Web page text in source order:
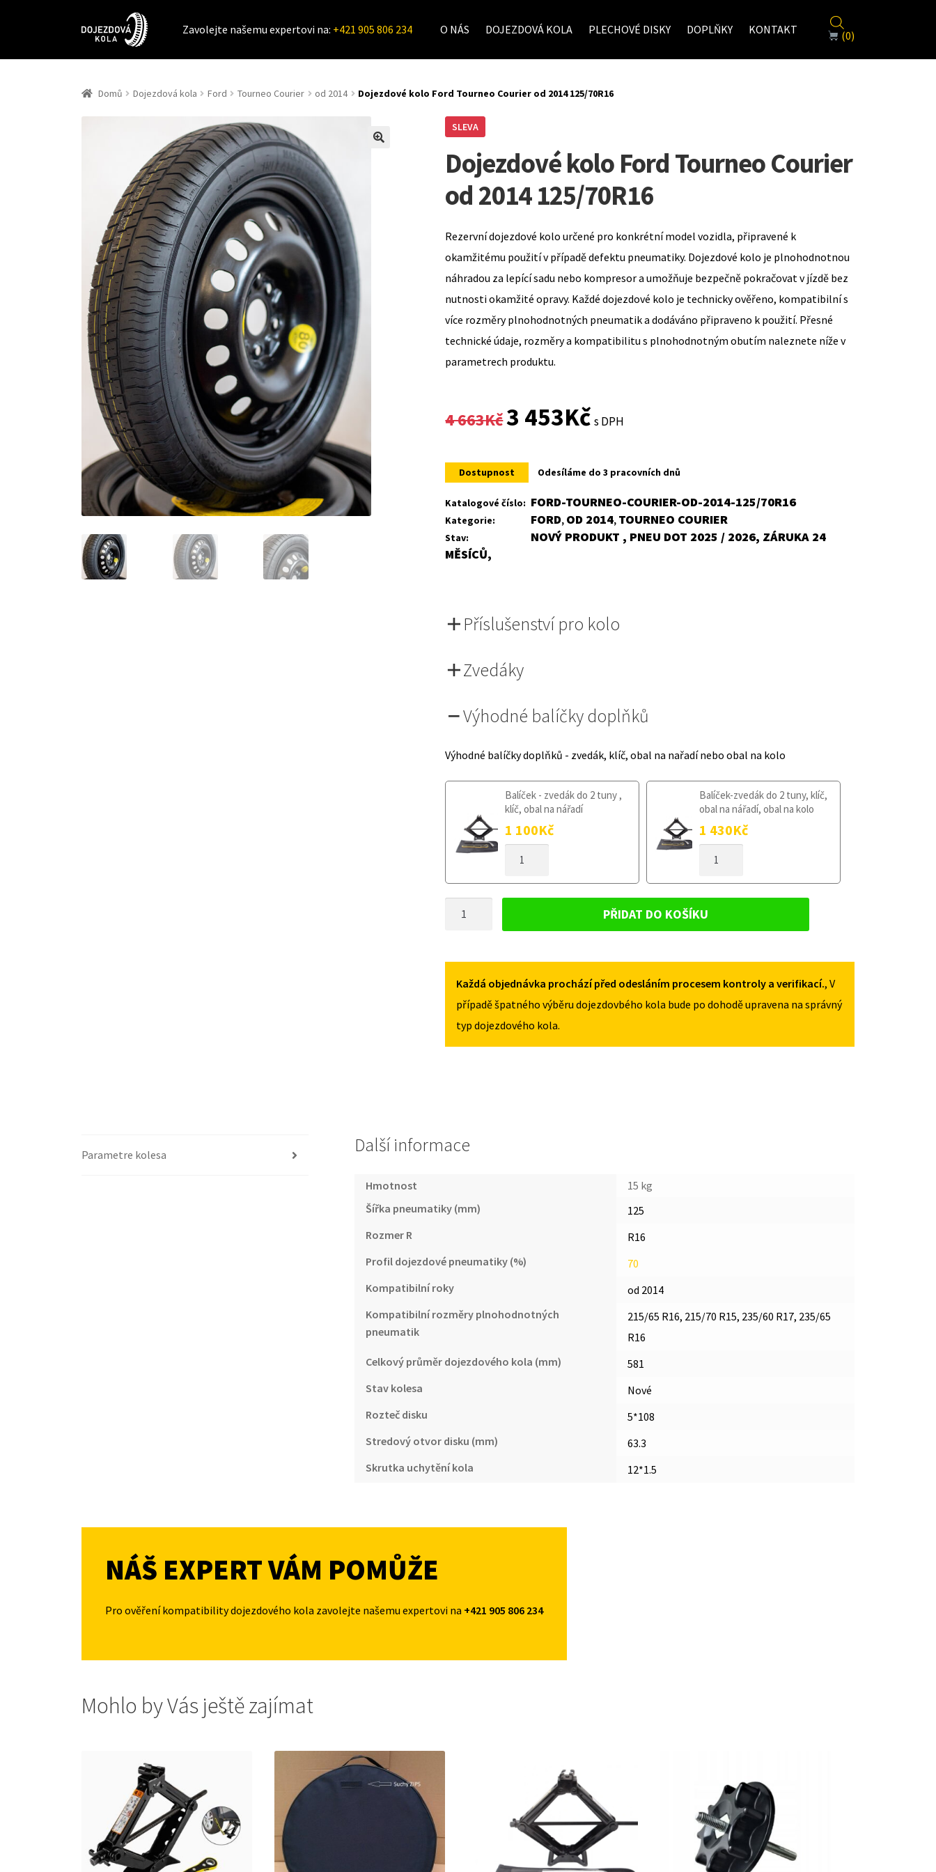
Zavolejte našemu expertovi na: +421 905 806 234 O NÁS DOJEZDOVÁ KOLA PLECHOVÉ DISKY DOPLŇKY KONTAKT (0)
Domů Dojezdová kola Ford Tourneo Courier od 2014 Dojezdové kolo Ford Tourneo Courier od 2014 125/70R16
SLEVA
Dojezdové kolo Ford Tourneo Courier
od 2014 125/70R16
Rezervní dojezdové kolo určené pro konkrétní model vozidla, připravené k
okamžitému použití v případě defektu pneumatiky. Dojezdové kolo je plnohodnotnou
náhradou za lepící sadu nebo kompresor a umožňuje bezpečně pokračovat v jízdě bez
nutnosti okamžité opravy. Každé dojezdové kolo je technicky ověřeno, kompatibilní s
více rozměry plnohodnotných pneumatik a dodáváno připraveno k použití. Přesné
technické údaje, rozměry a kompatibilitu s plnohodnotným obutím naleznete níže v
parametrech produktu.
4 663Kč
Original
was:
4
663Kč.
3 453KčCurrent
is:
3
453Kč.
s DPH
Dostupnost Odesíláme do 3 pracovních dnů
Katalogové číslo: FORD-TOURNEO-COURIER-OD-2014-125/70R16
Kategorie: FORD, OD 2014, TOURNEO COURIER
Stav:
NOVÝ PRODUKT , PNEU DOT 2025 / 2026, ZÁRUKA 24
MĚSÍCŮ,
Příslušenství pro kolo
Zvedáky
Výhodné balíčky doplňků
Výhodné balíčky doplňků - zvedák, klíč, obal na nařadí nebo obal na kolo
Balíček - zvedák do 2 tuny ,
klíč, obal na nářadí
1 100Kč
KOLO
2014
MNOŽSTVÍ
Balíček-zvedák do 2 tuny, klíč,
obal na nářadí, obal na kolo
1 430Kč
KOLO
COURIER
OD
2014
MNOŽSTVÍ
COURIER
2014
125/70R16
MNOŽSTVÍ
PŘIDAT DO KOŠÍKU
Každá objednávka prochází před odesláním procesem kontroly a verifikací., V
případě špatného výběru dojezdovbého kola bude po dohodě upravena na správný
typ dojezdového kola.
Parametre kolesa Další informace
Hmotnost
15 kg
Šířka pneumatiky (mm)
125
Rozmer R
R16
Profil dojezdové pneumatiky (%)
70
Kompatibilní roky
od 2014
Kompatibilní rozměry plnohodnotných
pneumatik
215/65 R16, 215/70 R15, 235/60 R17, 235/65
R16
Celkový průměr dojezdového kola (mm)
581
Stav kolesa
Nové
Rozteč disku
5*108
Stredový otvor disku (mm)
63.3
Skrutka uchytění kola
12*1.5
NÁŠ EXPERT VÁM POMŮŽE
Pro ověření kompatibility dojezdového kola zavolejte našemu expertovi na +421 905 806 234
Mohlo by Vás ještě zajímat